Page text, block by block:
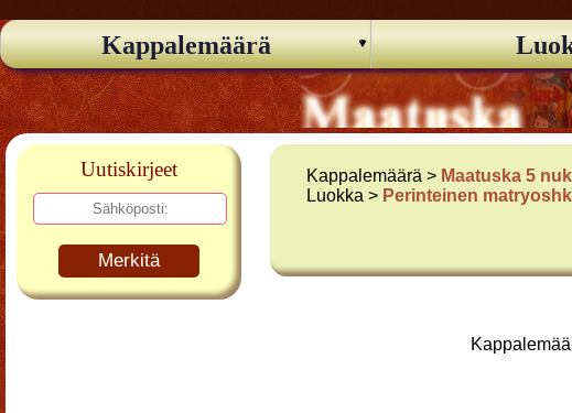
Kappalemäärä
Uutiskirjeet
Merkitä
Kappalemäärä > Maatuska 5
Luokka > Perinteinen